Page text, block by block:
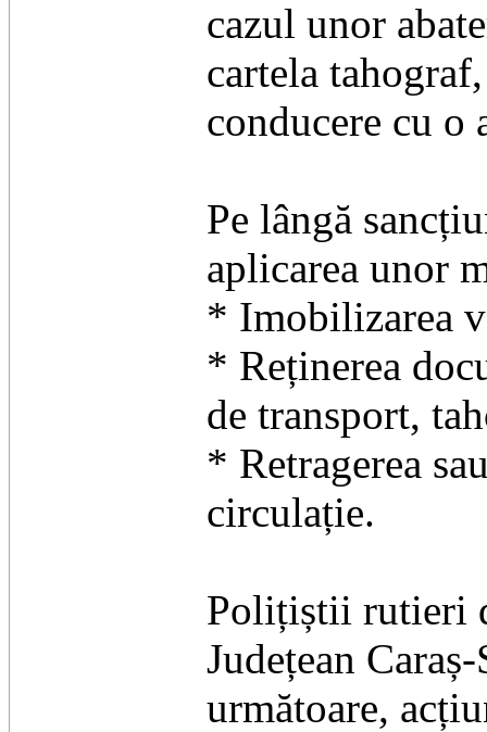
cazul unor
cartela
conducere cu o
Pe lângă
aplicarea unor
* Imobilizarea
* Reținerea
de transport,
* Retragerea
circulație.
Polițiștii rutieri
Județean
următoare,